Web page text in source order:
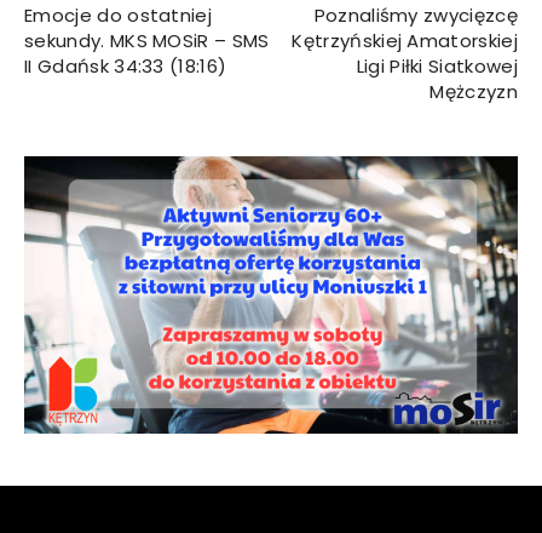
Emocje do ostatniej
sekundy. MKS MOSiR – SMS
II Gdańsk 34:33 (18:16)
Poznaliśmy zwycięzcę
Kętrzyńskiej Amatorskiej
Ligi Piłki Siatkowej
Mężczyzn